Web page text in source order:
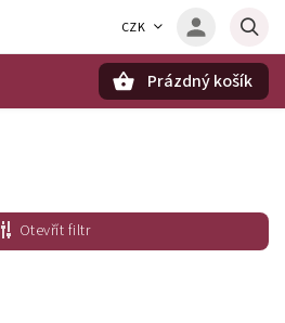
CZK
Prázdný košík
Otevřít filtr